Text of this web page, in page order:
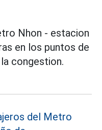
Nhon - estacion
en los puntos de
congestion.